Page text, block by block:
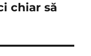
chiar să